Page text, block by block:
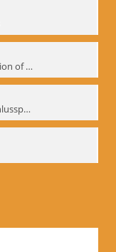
Victory over the sun. A Recreation of the 1913 Performance
Biomechanik-Workshop, Abschlusspräsentation 1996